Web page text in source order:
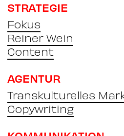
STRATEGIE
Fokus
Reiner Wein
Content
AGENTUR
Transkulturelles
Copywriting